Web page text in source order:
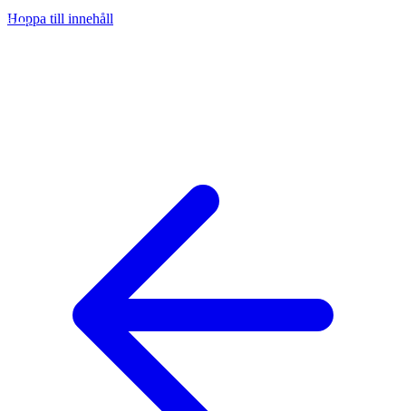
Hoppa till innehåll